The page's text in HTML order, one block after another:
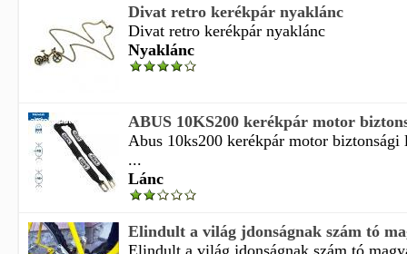
Divat retro kerékpár nyaklánc
Divat retro kerékpár nyaklánc
Nyaklánc
ABUS 10KS200 kerékpár motor
Abus 10ks200 kerékpár motor biztonsági
...
Lánc
Elindult a világ jdonságnak szám tó
Elindult a világ jdonságnak szám tó